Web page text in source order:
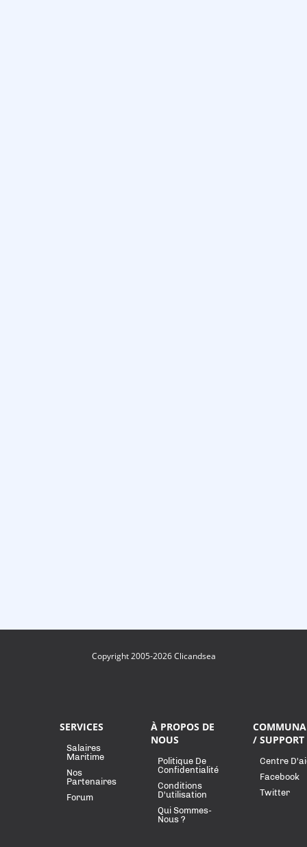
Copyright 2005-2026 Clicandsea
SERVICES
Salaires
Maritime
Nos
Partenaires
Forum
À PROPOS DE
NOUS
Politique De
Confidentialité
Conditions
D'utilisation
Qui Sommes-
Nous ?
/ SUPPORT
Centre
Facebook
Twitter